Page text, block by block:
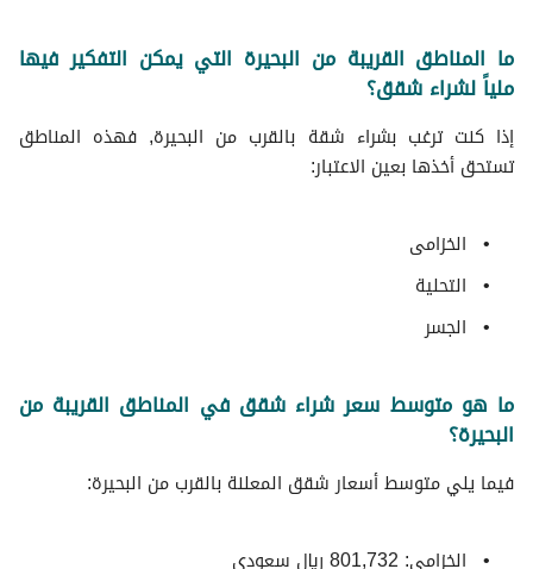
ما المناطق القريبة من البحيرة التي يمكن التفكير فيها
ملياً لشراء شقق؟
إذا كنت ترغب بشراء شقة بالقرب من البحيرة, فهذه المناطق
تستحق أخذها بعين الاعتبار:
الخزامى
التحلية
الجسر
ما هو متوسط سعر شراء شقق في المناطق القريبة من
البحيرة؟
فيما يلي متوسط ​​أسعار شقق المعلنة بالقرب من البحيرة:
الخزامى: 801,732 ريال سعودي